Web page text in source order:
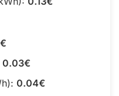
0.03€
0.04€